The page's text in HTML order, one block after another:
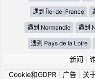
遇到 Île-de-France
遇到 Normandie 遇到
遇到 Pays de la Loire
新闻
Cookie和GDPR
广告| 关